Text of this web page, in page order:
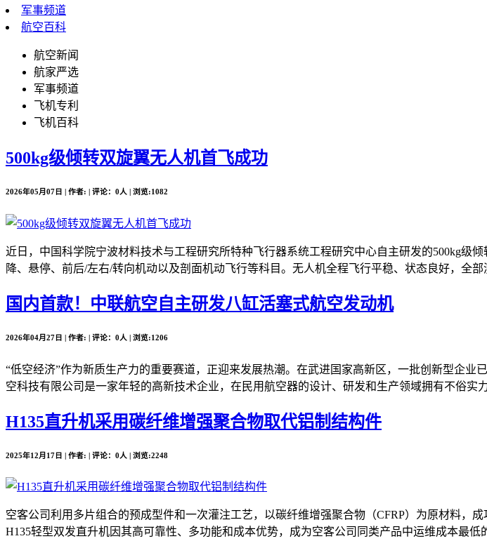
军事频道
航空百科
航空新闻
航家严选
军事频道
飞机专利
飞机百科
500kg级倾转双旋翼无人机首飞成功
2026年05月07日 | 作者: | 评论：0人 | 浏览:1082
近日，中国科学院宁波材料技术与工程研究所特种飞行器系统工程研究中心自主研发的500kg级
降、悬停、前后/左右/转向机动以及剖面机动飞行等科目。无人机全程飞行平稳、状态良好，全
国内首款！中联航空自主研发八缸活塞式航空发动机
2026年04月27日 | 作者: | 评论：0人 | 浏览:1206
“低空经济”作为新质生产力的重要赛道，正迎来发展热潮。在武进国家高新区，一批创新型企
空科技有限公司是一家年轻的高新技术企业，在民用航空器的设计、研发和生产领域拥有不俗实
H135直升机采用碳纤维增强聚合物取代铝制结构件
2025年12月17日 | 作者: | 评论：0人 | 浏览:2248
空客公司利用多片组合的预成型件和一次灌注工艺，以碳纤维增强聚合物（CFRP）为原材料，
H135轻型双发直升机因其高可靠性、多功能和成本优势，成为空客公司同类产品中运维成本最低